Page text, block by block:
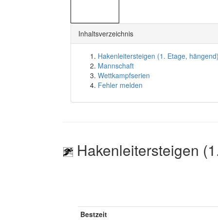
Inhaltsverzeichnis
Hakenleitersteigen (1. Etage,
Mannschaft
Wettkampfserien
Fehler melden
Hakenleitersteigen
Bestzeit